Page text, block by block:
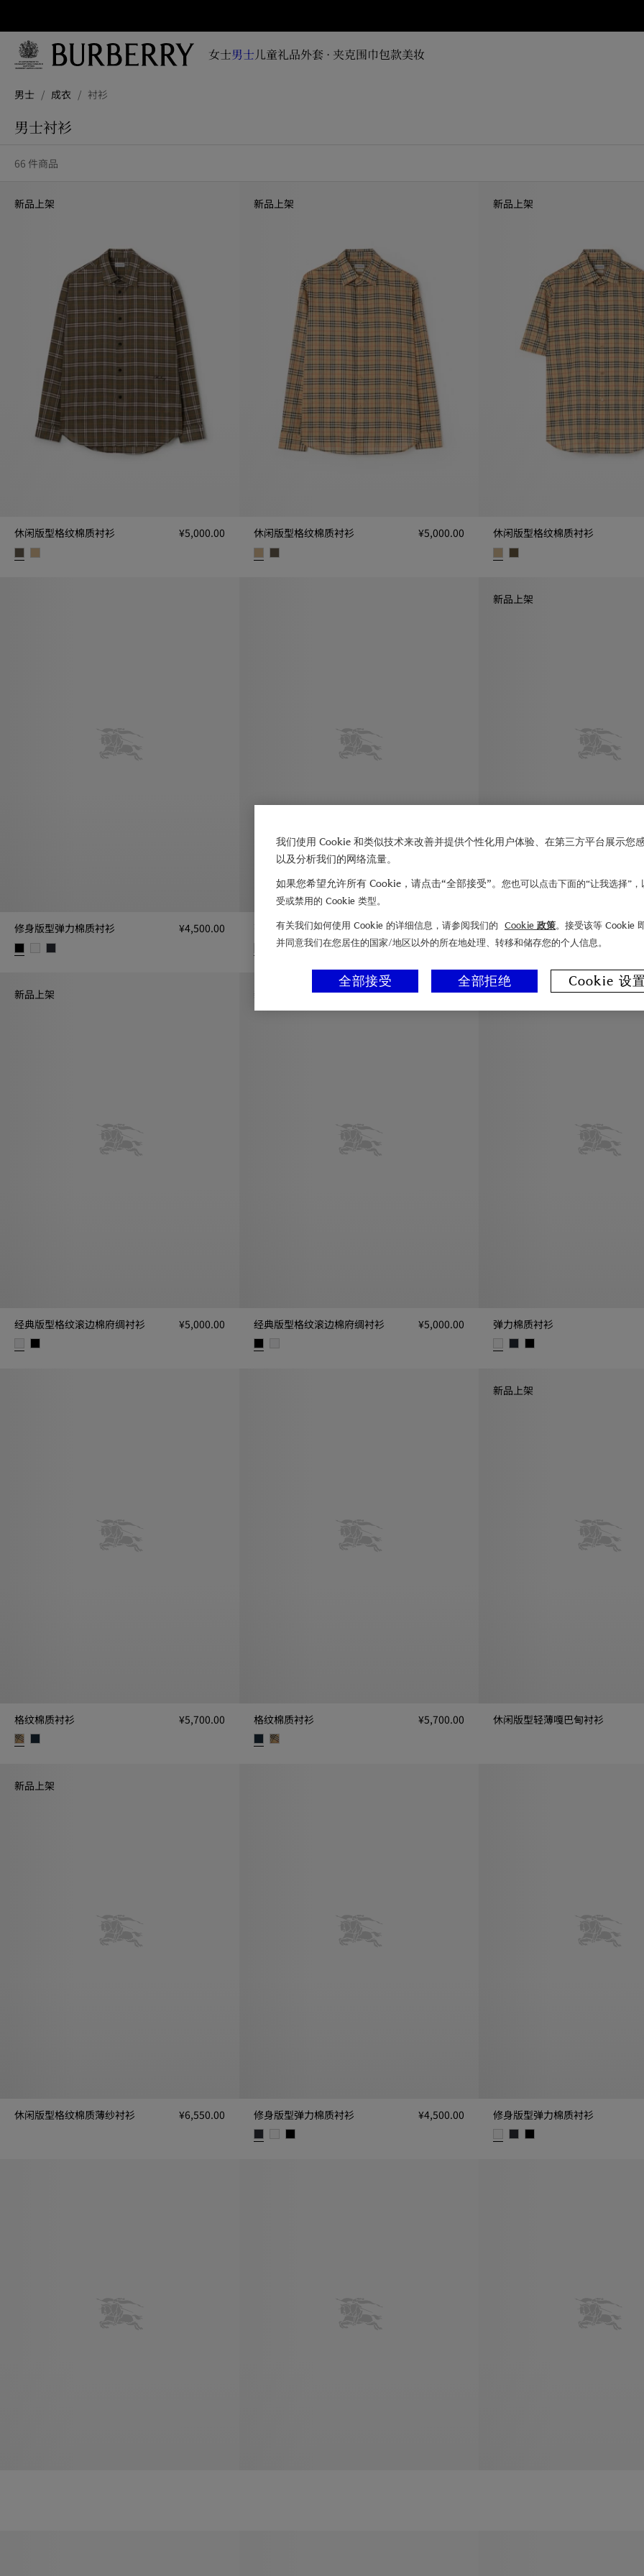
即时
掌握
品牌
系
广告
大片
计故
女士男士儿童礼品外套 · 夹克围巾包款美妆
男士 / 成衣 / 衬衫
男士衬衫
66 件商品
新品上架
休闲版型格纹棉质衬衫 ¥5,000.00
新品上架
休闲版型格纹棉质衬衫 ¥5,000.00
新品上架
休闲版型格纹棉质衬衫
修身版型弹力棉质衬衫 ¥4,500.00 弹力棉质衬衫 ¥5,000.00
新品上架
条纹棉府绸衬衫
条纹棉府绸衬衫, ¥5,150.00
新品上架
经典版型格纹滚边棉府绸衬衫 ¥5,000.00
新品上架
经典版型格纹滚边棉府绸衬衫 ¥5,000.00 弹力棉质衬衫
格纹棉质衬衫 ¥5,700.00 格纹棉质衬衫 ¥5,700.00
新品上架
休闲版型轻薄嘎巴甸衬衫
新品上架
休闲版型格纹棉质薄纱衬衫
¥6,550.00
修身版型弹力棉质衬衫 ¥4,500.00 修身版型弹力棉质衬衫
我们使用 Cookie 和类似技术来改善并提供个性化用户体验、在第三方平台展示您
以及分析我们的网络流量。
如果您希望允许所有 Cookie，请点击“全部接受”。 您也可以点击下面的“让我选择”
受或禁用的 Cookie 类型。
有关我们如何使用 Cookie 的详细信息，请参阅我们的 Cookie 政策。接受该等 Cookie
并同意我们在您居住的国家/地区以外的所在地处理、转移和储存您的个人信息。
全部拒绝
全部接受 Cookie 设